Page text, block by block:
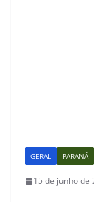
GERAL PARANÁ
15 de junho de